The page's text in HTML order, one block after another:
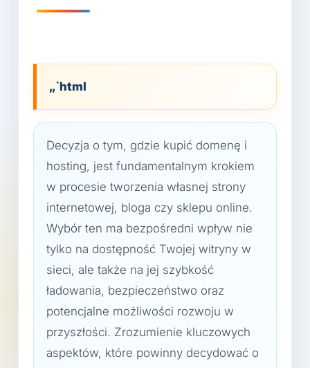
„`html
Decyzja o tym, gdzie kupić domenę i
hosting, jest fundamentalnym krokiem
w procesie tworzenia własnej strony
internetowej, bloga czy sklepu online.
Wybór ten ma bezpośredni wpływ nie
tylko na dostępność Twojej witryny w
sieci, ale także na jej szybkość
ładowania, bezpieczeństwo oraz
potencjalne możliwości rozwoju w
przyszłości. Zrozumienie kluczowych
aspektów, które powinny decydować o